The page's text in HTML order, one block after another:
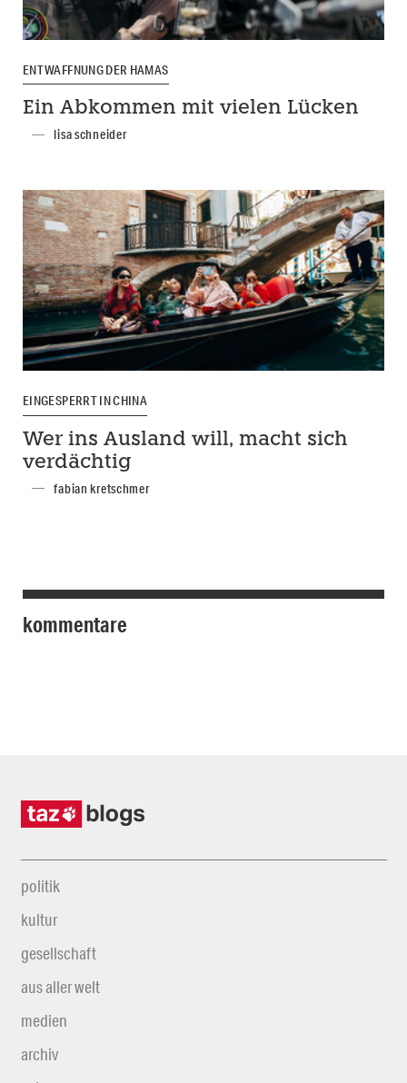
ENTWAFFNUNG DER HAMAS
Ein Abkommen mit vielen Lücken
lisa schneider
EINGESPERRT IN CHINA
Wer ins Ausland will, macht sich
verdächtig
fabian kretschmer
kommentare
politik
kultur
gesellschaft
aus aller welt
medien
archiv